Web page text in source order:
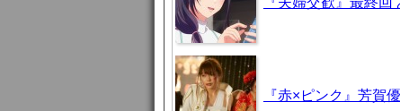
『赤×ピンク』芳賀